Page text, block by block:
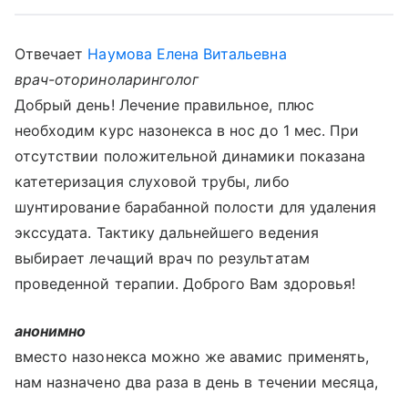
Отвечает Наумова Елена Витальевна
врач-оториноларинголог
Добрый день! Лечение правильное, плюс
необходим курс назонекса в нос до 1 мес. При
отсутствии положительной динамики показана
катетеризация слуховой трубы, либо
шунтирование барабанной полости для удаления
экссудата. Тактику дальнейшего ведения
выбирает лечащий врач по результатам
проведенной терапии. Доброго Вам здоровья!
анонимно
вместо назонекса можно же авамис применять,
нам назначено два раза в день в течении месяца,